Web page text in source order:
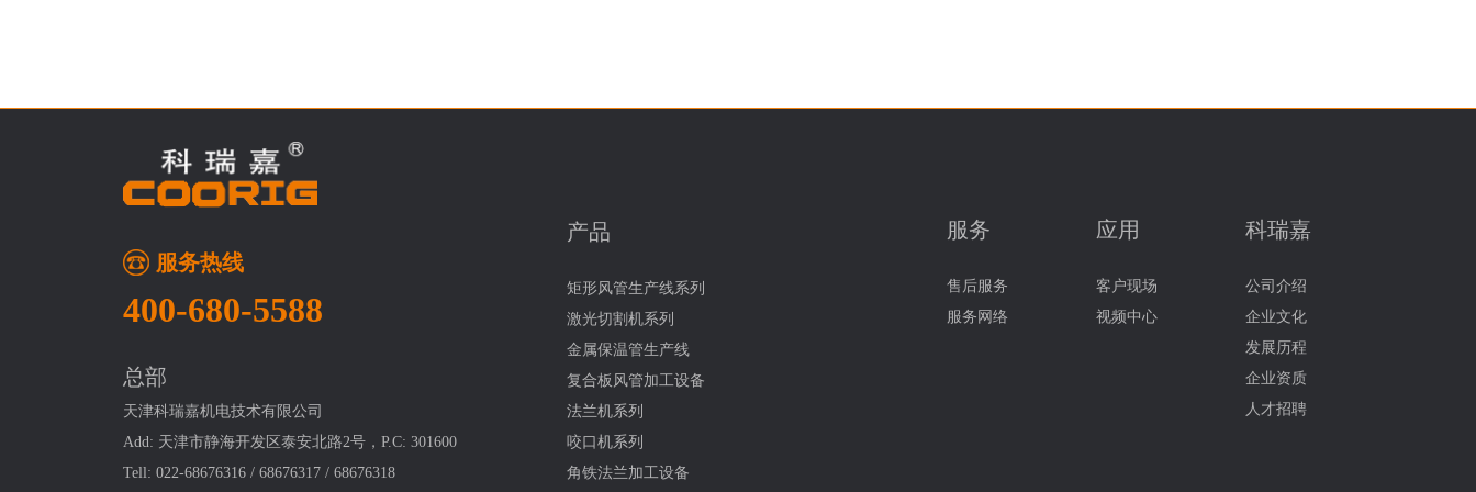
服务热线
400-680-5588
总部
天津科瑞嘉机电技术有限公司
Add: 天津市静海开发区泰安北路2号，P.C: 301600
Tell: 022-68676316 / 68676317 / 68676318
产品
矩形风管生产线系列
激光切割机系列
金属保温管生产线
复合板风管加工设备
法兰机系列
咬口机系列
角铁法兰加工设备
服务
售后服务
服务网络
应用
客户现场
视频中心
科瑞嘉
公司介绍
企业文化
发展历程
企业资质
人才招聘